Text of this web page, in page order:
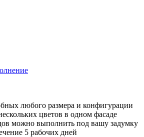
любого размера и конфигурации
цветов в одном фасаде
можно выполнить под вашу задумку
5 рабочих дней